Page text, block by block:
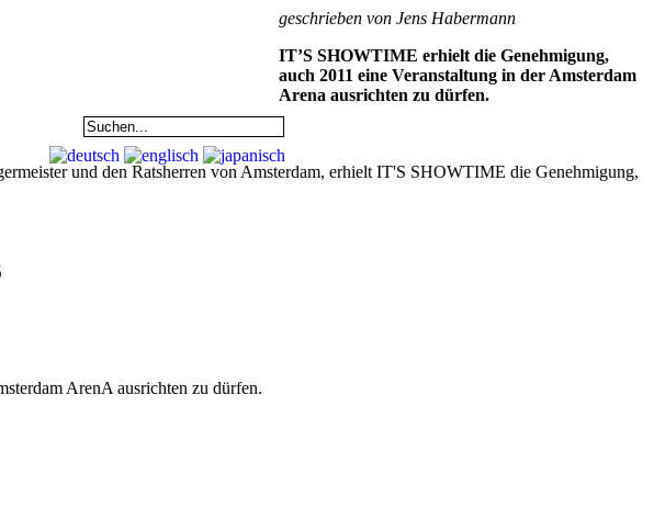
geschrieben von Jens Habermann
IT’S SHOWTIME erhielt die Genehmigung,
auch 2011 eine Veranstaltung in der Amsterdam
Arena ausrichten zu dürfen.
und den Ratsherren von Amsterdam, erhielt IT'S SHOWTIME die Genehmigung,
ArenA ausrichten zu dürfen.